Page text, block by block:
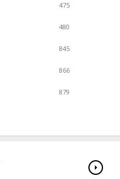
475
480
845
866
879